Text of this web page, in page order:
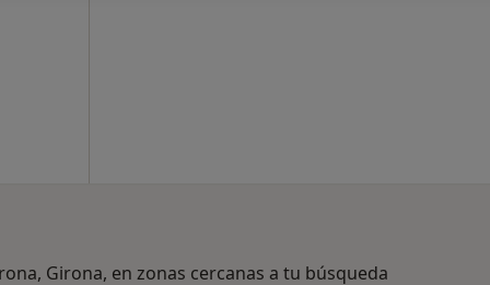
Girona, en zonas cercanas a tu búsqueda